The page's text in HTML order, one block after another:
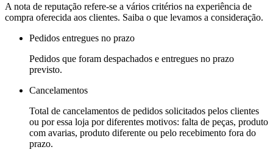
A nota de reputação refere-se a vários critérios na experiência de
compra oferecida aos clientes. Saiba o que levamos a consideração.
Pedidos entregues no prazo
Pedidos que foram despachados e entregues no prazo
previsto.
Cancelamentos
Total de cancelamentos de pedidos solicitados pelos clientes
ou por essa loja por diferentes motivos: falta de peças, produto
com avarias, produto diferente ou pelo recebimento fora do
prazo.